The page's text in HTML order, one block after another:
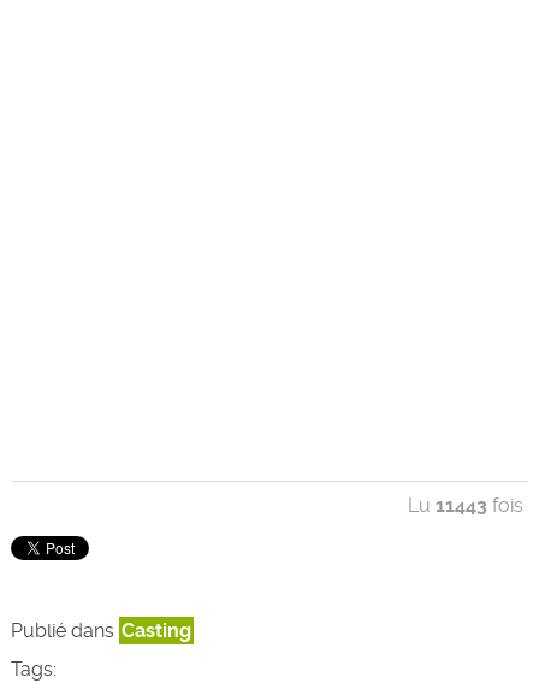
Lu11443 fois
Publié dans Casting
Tags: